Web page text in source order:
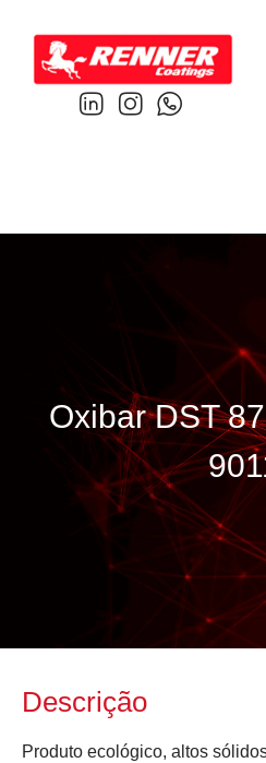
Oxibar DST
Descrição
Produto ecológico, altos